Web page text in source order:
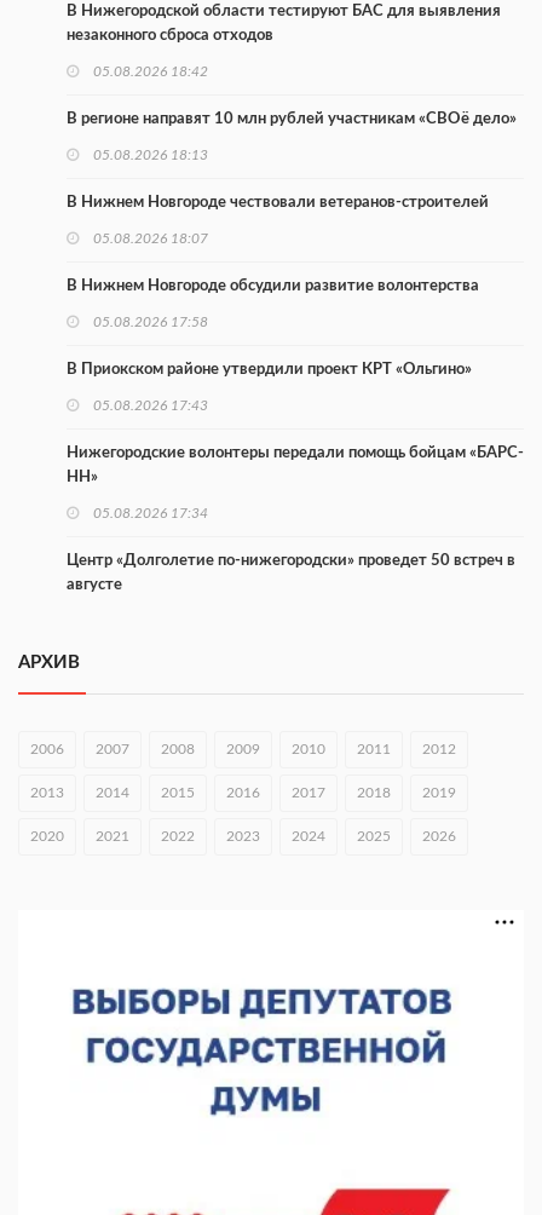
В Нижегородской области тестируют БАС для выявления
незаконного сброса отходов
05.08.2026 18:42
В регионе направят 10 млн рублей участникам «СВОё дело»
05.08.2026 18:13
В Нижнем Новгороде чествовали ветеранов-строителей
05.08.2026 18:07
В Нижнем Новгороде обсудили развитие волонтерства
05.08.2026 17:58
В Приокском районе утвердили проект КРТ «Ольгино»
05.08.2026 17:43
Нижегородские волонтеры передали помощь бойцам «БАРС-
НН»
05.08.2026 17:34
Центр «Долголетие по-нижегородски» проведет 50 встреч в
августе
Совет молодых ученых начал работу при правительстве
региона
05.08.2026 14:04
Фестиваль SALUT! ИСКРА пройдет в сквере Свердлова
АРХИВ
2006 2007 2008 2009 2010 2011 2012
2013 2014 2015 2016 2017 2018 2019
2020 2021 2022 2023 2024 2025 2026